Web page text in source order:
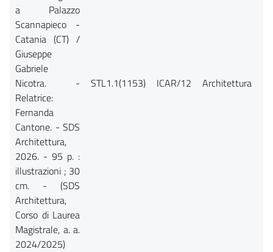
a Palazzo
Scannapieco -
Catania (CT) /
Giuseppe
Gabriele
Nicotra. -
Relatrice:
Fernanda
Cantone. - SDS
Architettura,
2026. - 95 p. :
illustrazioni ; 30
cm. - (SDS
Architettura,
Corso di Laurea
Magistrale, a. a.
2024/2025)
STL1.1(1153) ICAR/12 Architettura